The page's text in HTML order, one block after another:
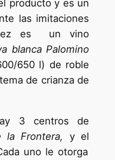
producto y es un
las imitaciones
es un vino
blanca Palomino
650 l) de roble
de crianza de
3 centros de
la Frontera, y el
uno le otorga